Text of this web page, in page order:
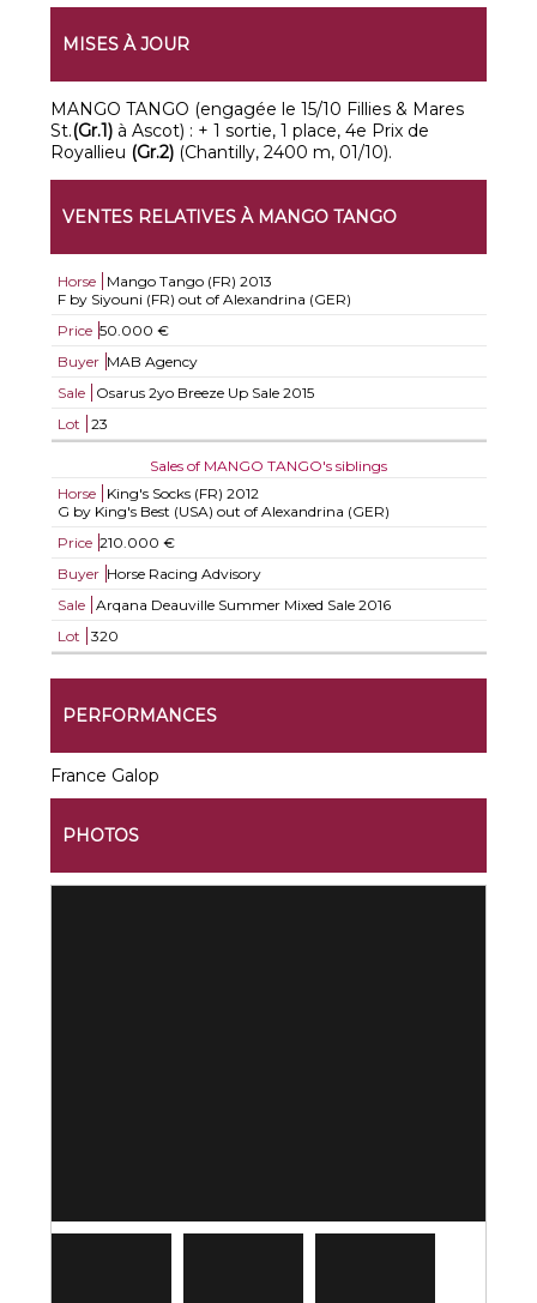
MISES À JOUR
MANGO TANGO (engagée le 15/10 Fillies & Mares
St.(Gr.1) à Ascot) : + 1 sortie, 1 place, 4e Prix de
Royallieu (Gr.2) (Chantilly, 2400 m, 01/10).
VENTES RELATIVES À MANGO TANGO
Horse Mango Tango (FR) 2013
F by Siyouni (FR) out of Alexandrina (GER)
Price 50.000 €
Buyer MAB Agency
Sale
Osarus 2yo Breeze Up Sale 2015
Lot
23
Sales of MANGO TANGO's siblings
Horse
King's Socks (FR) 2012
G by King's Best (USA) out of Alexandrina (GER)
Price 210.000 €
Buyer Horse Racing Advisory
Sale
Arqana Deauville Summer Mixed Sale 2016
Lot
320
PERFORMANCES
France Galop
PHOTOS